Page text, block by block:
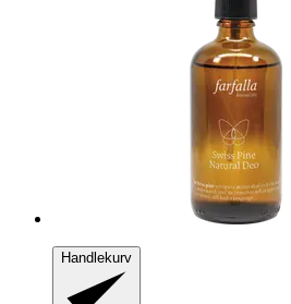
Handlekurv